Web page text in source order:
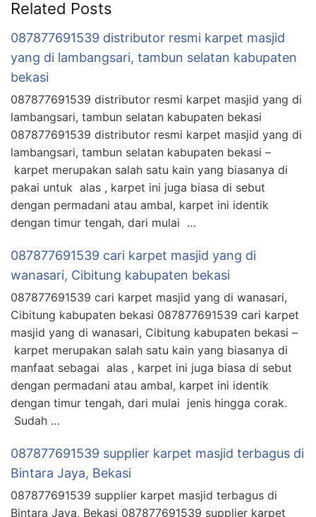
Related Posts
087877691539 distributor resmi karpet masjid
yang di lambangsari, tambun selatan kabupaten
bekasi
087877691539 distributor resmi karpet masjid yang di
lambangsari, tambun selatan kabupaten bekasi
087877691539 distributor resmi karpet masjid yang di
lambangsari, tambun selatan kabupaten bekasi –
karpet merupakan salah satu kain yang biasanya di
pakai untuk alas , karpet ini juga biasa di sebut
dengan permadani atau ambal, karpet ini identik
dengan timur tengah, dari mulai …
087877691539 cari karpet masjid yang di
wanasari, Cibitung kabupaten bekasi
087877691539 cari karpet masjid yang di wanasari,
Cibitung kabupaten bekasi 087877691539 cari karpet
masjid yang di wanasari, Cibitung kabupaten bekasi –
karpet merupakan salah satu kain yang biasanya di
manfaat sebagai alas , karpet ini juga biasa di sebut
dengan permadani atau ambal, karpet ini identik
dengan timur tengah, dari mulai jenis hingga corak.
Sudah …
087877691539 supplier karpet masjid terbagus di
Bintara Jaya, Bekasi
087877691539 supplier karpet masjid terbagus di
Bintara Jaya, Bekasi 087877691539 supplier karpet